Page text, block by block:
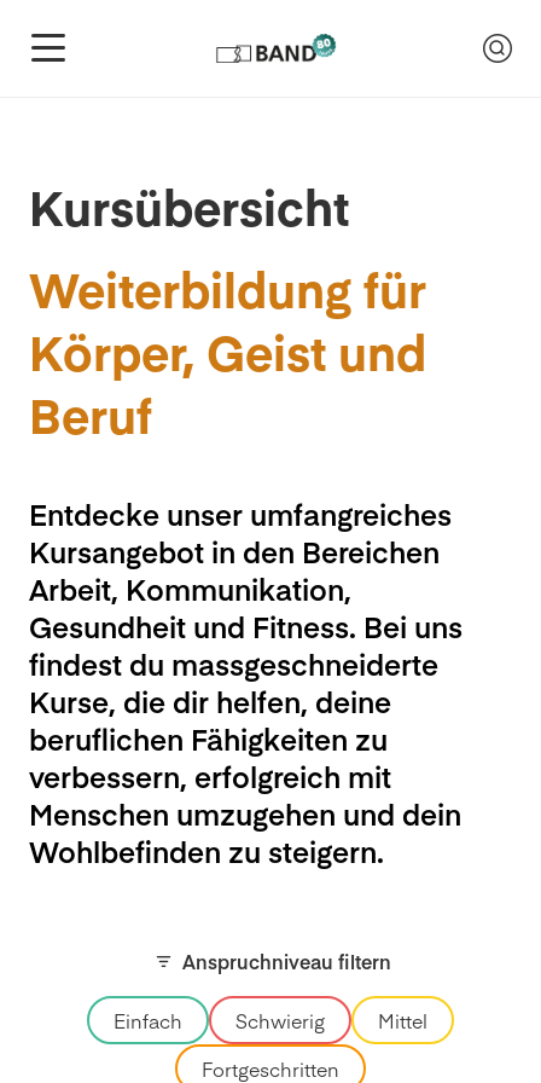
Kursübersicht
Weiterbildung für
Körper, Geist und
Beruf
Entdecke unser umfangreiches
Kursangebot in den Bereichen
Arbeit, Kommunikation,
Gesundheit und Fitness. Bei uns
findest du massgeschneiderte
Kurse, die dir helfen, deine
beruflichen Fähigkeiten zu
verbessern, erfolgreich mit
Menschen umzugehen und dein
Wohlbefinden zu steigern.
Anspruchniveau filtern
Einfach Schwierig
Mittel
Fortgeschritten